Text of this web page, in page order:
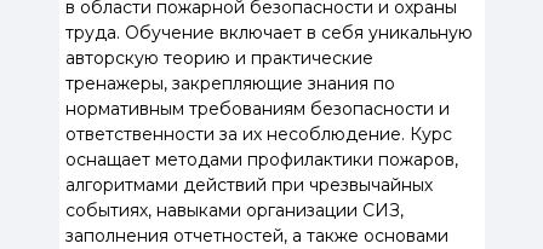
в области пожарной безопасности и охраны
труда. Обучение включает в себя уникальную
авторскую теорию и практические
тренажеры, закрепляющие знания по
нормативным требованиям безопасности и
ответственности за их несоблюдение. Курс
оснащает методами профилактики пожаров,
алгоритмами действий при чрезвычайных
событиях, навыками организации СИЗ,
заполнения отчетностей, а также основами